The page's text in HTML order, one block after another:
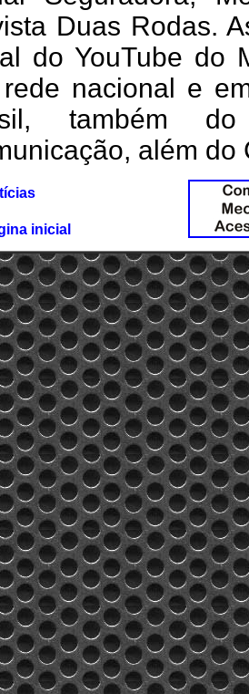
Duas Rodas.
do YouTube do
nacional e
também
além do
inicial